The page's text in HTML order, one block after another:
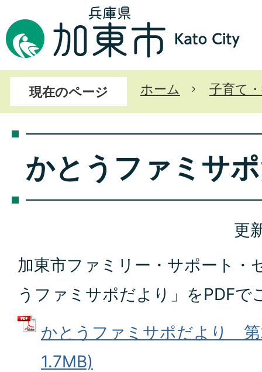
現在のページ ホーム 子育て
かとうファミサ
更
加東市ファミリー・サポート・
うファミサポだより」をPDFで
かとうファミサポだより
1.7MB)